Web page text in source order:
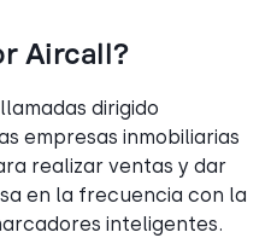
Aircall?
dirigido
empresas inmobiliarias
realizar ventas y dar
en la frecuencia con la
inteligentes.